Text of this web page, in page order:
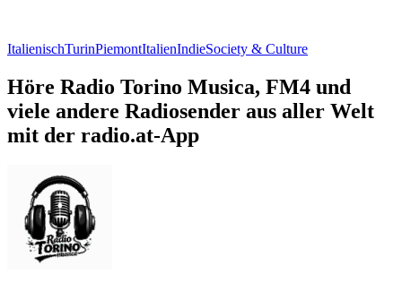
ItalienischTurinPiemontItalienIndieSociety & Culture
Höre Radio Torino Musica, FM4 und
viele andere Radiosender aus aller Welt
mit der radio.at-App